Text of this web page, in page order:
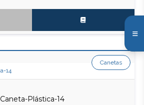
Caneta-Plástica-14
Canetas